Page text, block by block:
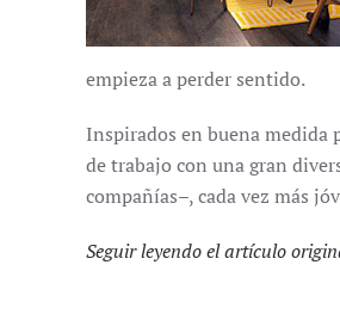
empieza a perder sentido.
Inspirados en buena medida
de trabajo con una gran
compañías–, cada vez más
Seguir leyendo el artículo